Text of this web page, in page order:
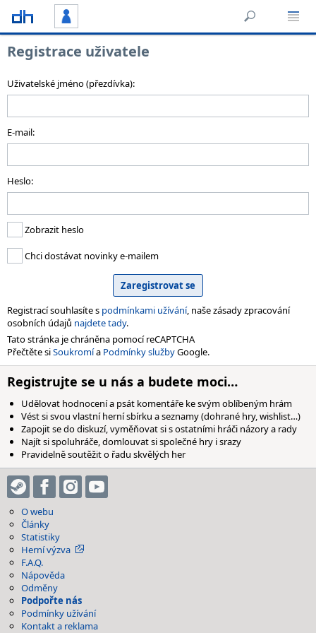
Registrace uživatele
Uživatelské jméno (přezdívka):
E-mail:
Heslo:
Zobrazit heslo
Chci dostávat novinky e-mailem
Registrací souhlasíte s podmínkami užívání, naše zásady zpracování
osobních údajů najdete tady.
Tato stránka je chráněna pomocí reCAPTCHA
Přečtěte siSoukromía Podmínky službyGoogle.
Registrujte se u nás a budete moci…
Udělovat hodnocení a psát komentáře ke svým oblíbeným hrám
Vést si svou vlastní herní sbírku a seznamy (dohrané hry, wishlist…)
Zapojit se do diskuzí, vyměňovat si s ostatními hráči názory a rady
Najít si spoluhráče, domlouvat si společné hry i srazy
Pravidelně soutěžit o řadu skvělých her
O webu
Články
Statistiky
Herní výzva
F.A.Q.
Nápověda
Odměny
Podpořte nás
Podmínky užívání
Kontakt a reklama